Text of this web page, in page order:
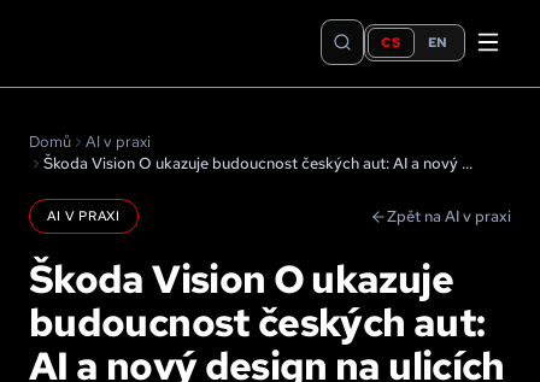
CS EN
Domů
AI v praxi
Škoda Vision O ukazuje budoucnost českých aut: AI a nový design na ulicích
AI V PRAXI Zpět na AI v praxi
Škoda Vision O ukazuje
budoucnost českých aut:
AI a nový design na ulicích